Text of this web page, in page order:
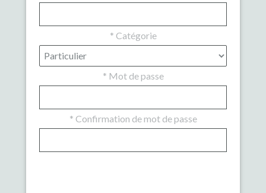
* Catégorie
* Mot de passe
* Confirmation de mot de passe